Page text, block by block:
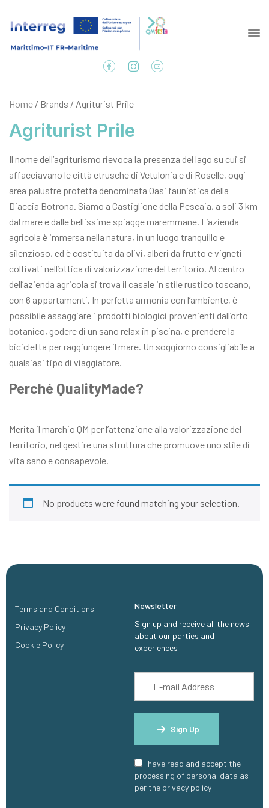
Home / Brands / Agriturist Prile
Agriturist Prile
Il nome dell’agriturismo rievoca la presenza del lago su cui si
affacciavano le città etrusche di Vetulonia e di Roselle, oggi
area palustre protetta denominata Oasi faunistica della
Diaccia Botrona. Siamo a Castiglione della Pescaia, a soli 3 km
dal mare e dalle bellissime spiagge maremmane. L’azienda
agricola è immersa nella natura, in un luogo tranquillo e
silenzioso, ed è costituita da olivi, alberi da frutto e vigneti
coltivati nell’ottica di valorizzazione del territorio. Al centro
dell’azienda agricola si trova il casale in stile rustico toscano,
con 6 appartamenti. In perfetta armonia con l’ambiente, è
possibile assaggiare i prodotti biologici provenienti dall’orto
botanico, godere di un sano relax in piscina, e prendere la
bicicletta per raggiungere il mare. Un soggiorno consigliabile a
qualsiasi tipo di viaggiatore.
Perché QualityMade?
Merita il marchio QM per l’attenzione alla valorizzazione del
territorio, nel gestire una struttura che promuove uno stile di
vita sano e consapevole.
No products were found matching your selection.
Terms and Conditions
Privacy Policy
Cookie Policy
Newsletter
Sign up and receive all the news
about our parties and
experiences
Sign Up
I have read and accept the
processing of personal data as
per the privacy policy